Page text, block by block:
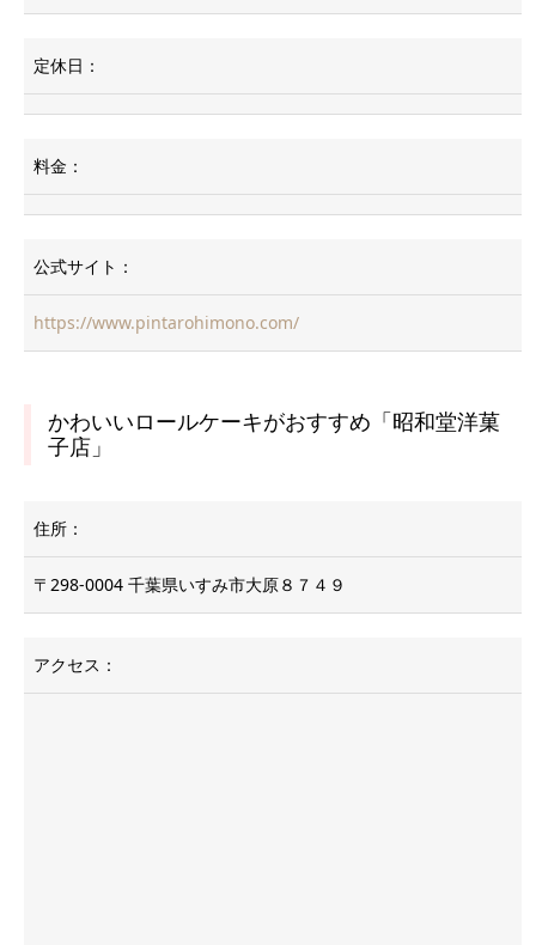
定休日：
料金：
公式サイト：
https://www.pintarohimono.com/
かわいいロールケーキがおすすめ「昭和堂洋菓
子店」
住所：
〒298-0004 千葉県いすみ市大原８７４９
アクセス：